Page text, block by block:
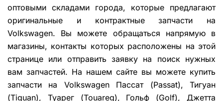
оптовыми складами города, которые предлагают
оригинальные и контрактные запчасти на
Volkswagen. Вы можете обращаться напрямую в
магазины, контакты которых расположены на этой
странице или отправить заявку на поиск нужных
вам запчастей. На нашем сайте вы можете купить
запчасти на Volkswagen Пассат (Passat), Тигуан
(Tiguan), Туарег (Touareg), Гольф (Golf), Джетта